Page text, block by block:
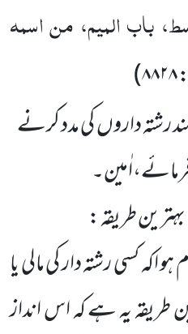
باب المیم، من اسمہ
:۸۸۲۸)
رشتہ داروں کی مدد کرنے
طریقہ :
کسی رشتہ دار کی مالی یا
طریقہ یہ ہے کہ اس انداز